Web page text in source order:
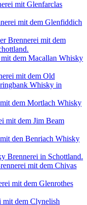
mit Glenfarclas
mit dem Glenfiddich
Brennerei mit dem
dem Macallan Whisky
mit dem Old
Whisky in
dem Mortlach Whisky
mit dem Jim Beam
den Benriach Whisky
Brennerei in Schottland.
mit dem Chivas
mit dem Glenrothes
mit dem Clynelish